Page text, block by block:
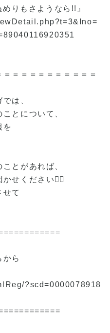
りもさようなら!!』
＝＝＝＝＝＝＝＝＝＝
は、
とについて、
を
とがあれば、
せください🙇‍♂️
せて
から
?scd=0000078918